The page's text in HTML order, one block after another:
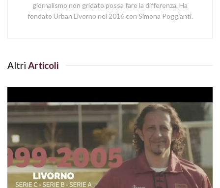
giornalismo non gridato possa fare la differenza. Ha
fondato Urban Livorno nel 2016 con Simona Poggianti.
Altri Articoli